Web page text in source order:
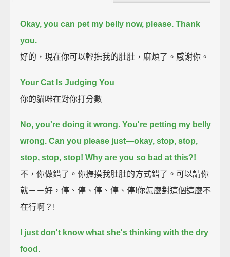
Okay, you can pet my belly now, please. Thank
you.
好的，現在你可以輕撫我的肚肚，麻煩了。感謝你。
Your Cat Is Judging You
你的貓咪在對你打分數
No, you're doing it wrong. You're petting my belly
wrong. Can you please just—okay, stop, stop,
stop, stop, stop! Why are you so bad at this?!
不，你做錯了。你撫摸我肚肚的方式錯了。可以請你
就－－好，停、停、停、停、停!你怎麼對這個這麼不
在行啊？!
I just don't know what she's thinking with the dry
food.